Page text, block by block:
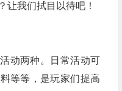
让我们拭目以待吧！
动两种。日常活动可
等等，是玩家们提高